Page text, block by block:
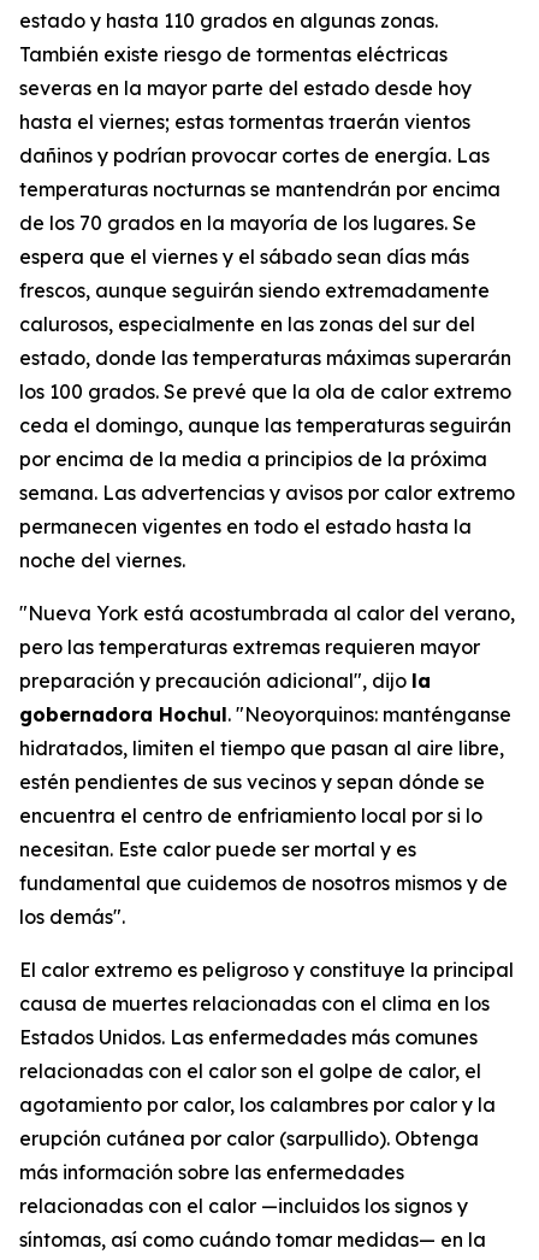
estado y hasta 110 grados en algunas zonas.
También existe riesgo de tormentas eléctricas
severas en la mayor parte del estado desde hoy
hasta el viernes; estas tormentas traerán vientos
dañinos y podrían provocar cortes de energía. Las
temperaturas nocturnas se mantendrán por encima
de los 70 grados en la mayoría de los lugares. Se
espera que el viernes y el sábado sean días más
frescos, aunque seguirán siendo extremadamente
calurosos, especialmente en las zonas del sur del
estado, donde las temperaturas máximas superarán
los 100 grados. Se prevé que la ola de calor extremo
ceda el domingo, aunque las temperaturas seguirán
por encima de la media a principios de la próxima
semana. Las advertencias y avisos por calor extremo
permanecen vigentes en todo el estado hasta la
noche del viernes.
"Nueva York está acostumbrada al calor del verano,
pero las temperaturas extremas requieren mayor
preparación y precaución adicional", dijo la
gobernadora Hochul. "Neoyorquinos: manténganse
hidratados, limiten el tiempo que pasan al aire libre,
estén pendientes de sus vecinos y sepan dónde se
encuentra el centro de enfriamiento local por si lo
necesitan. Este calor puede ser mortal y es
fundamental que cuidemos de nosotros mismos y de
los demás".
El calor extremo es peligroso y constituye la principal
causa de muertes relacionadas con el clima en los
Estados Unidos. Las enfermedades más comunes
relacionadas con el calor son el golpe de calor, el
agotamiento por calor, los calambres por calor y la
erupción cutánea por calor (sarpullido). Obtenga
más información sobre las enfermedades
relacionadas con el calor —incluidos los signos y
síntomas, así como cuándo tomar medidas— en la